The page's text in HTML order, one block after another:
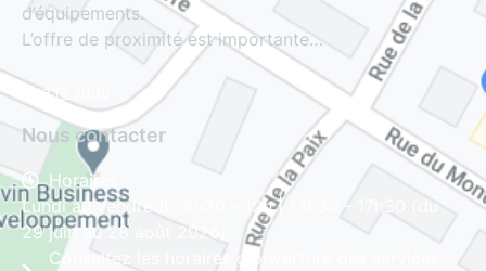
d’équipements.
L’offre de proximité est importante…
Lire la suite
Nous contacter
Horaires
Lundi au vendredi : 8h30 - 12h | 13h30 - 17h30 (du
29 juin au 28 août 2026)
Consultez les horaires d'ouverture des services